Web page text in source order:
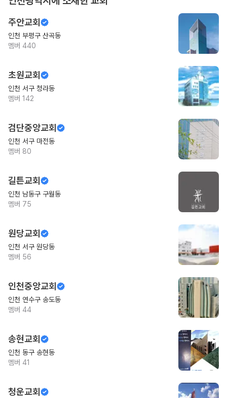
주안교회
인천 부평구 산곡동
멤버 440
초원교회
인천 서구 청라동
멤버 142
검단중앙교회
인천 서구 마전동
멤버 80
길튼교회
인천 남동구 구월동
멤버 75
원당교회
인천 서구 원당동
멤버 56
인천중앙교회
인천 연수구 송도동
멤버 44
송현교회
인천 동구 송현동
멤버 41
청운교회